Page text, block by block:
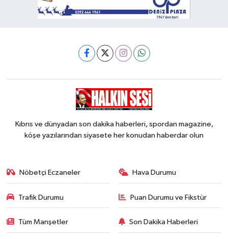
Kıbrıs ve dünyadan son dakika haberleri, spordan magazine,
köşe yazılarından siyasete her konudan haberdar olun
Nöbetçi Eczaneler Hava Durumu
Trafik Durumu Puan Durumu ve Fikstür
Tüm Manşetler Son Dakika Haberleri